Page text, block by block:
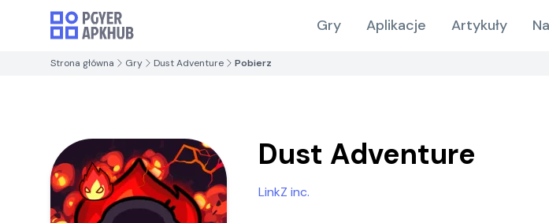
Gry Aplikacje Artykuły
Strona główna Gry Dust Adventure Pobierz
Dust Adventure
LinkZ inc.